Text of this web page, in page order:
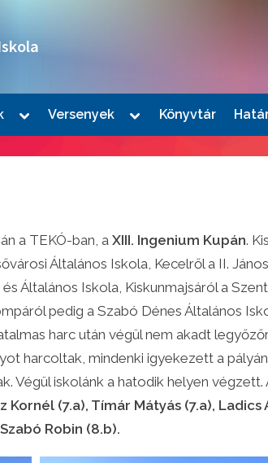
Toggle
menu
Versenyek
Toggle
menu
Könyvtár
a TEKÓ-ban, a XIII. Ingenium Kupán.
Általános Iskola, Kecelről a II.
Általános Iskola, Kiskunmajsáról a
pedig a Szabó Dénes Általános
harc után végül nem akadt
harcoltak, mindenki igyekezett a
Végül iskolánk a hatodik helyen végzett.
(7.a), Tímár Mátyás (7.a),
Robin (8.b).